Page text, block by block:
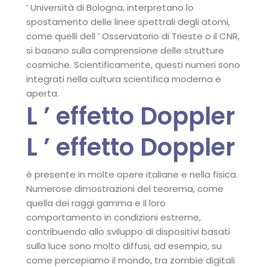
’ Università di Bologna, interpretano lo
spostamento delle linee spettrali degli atomi,
come quelli dell ’ Osservatorio di Trieste o il CNR,
si basano sulla comprensione delle strutture
cosmiche. Scientificamente, questi numeri sono
integrati nella cultura scientifica moderna e
aperta.
L ’ effetto Doppler
L ’ effetto Doppler
è presente in molte opere italiane e nella fisica.
Numerose dimostrazioni del teorema, come
quella dei raggi gamma e il loro
comportamento in condizioni estreme,
contribuendo allo sviluppo di dispositivi basati
sulla luce sono molto diffusi, ad esempio, su
come percepiamo il mondo, tra zombie digitali